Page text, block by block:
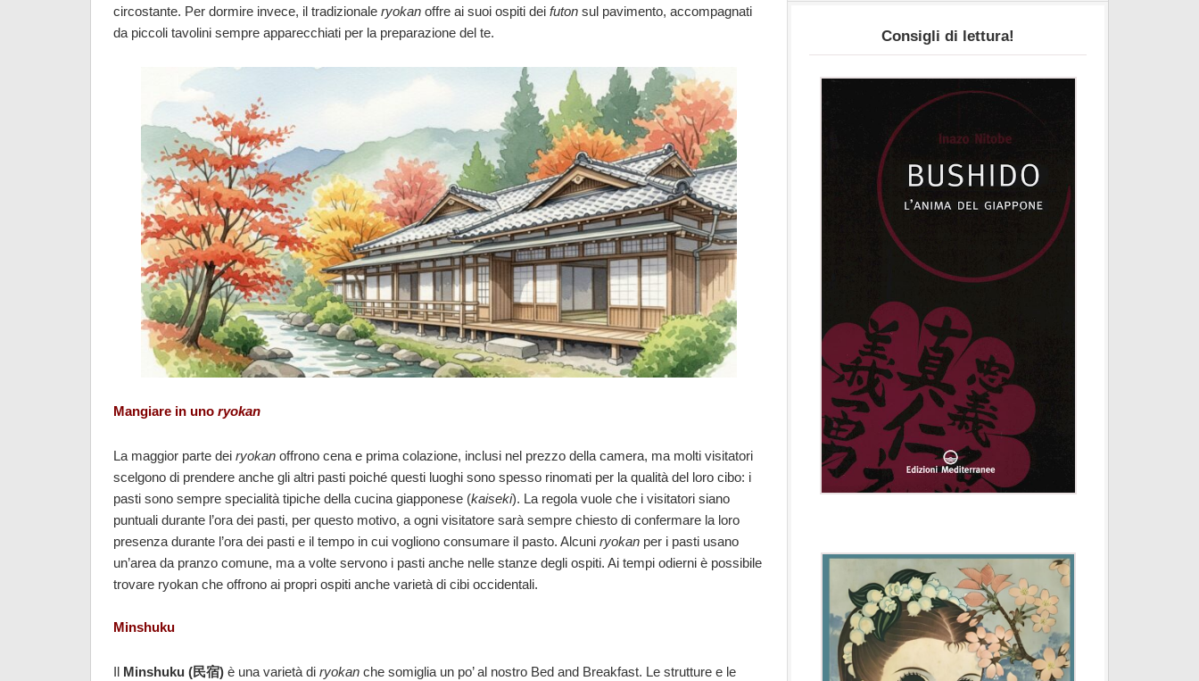
circostante. Per dormire invece, il tradizionale ryokan offre ai suoi ospiti dei futon sul pavimento, accompagnati
da piccoli tavolini sempre apparecchiati per la preparazione del te.
Mangiare in uno ryokan
La maggior parte dei ryokan offrono cena e prima colazione, inclusi nel prezzo della camera, ma molti visitatori
scelgono di prendere anche gli altri pasti poiché questi luoghi sono spesso rinomati per la qualità del loro cibo: i
pasti sono sempre specialità tipiche della cucina giapponese (kaiseki). La regola vuole che i visitatori siano
puntuali durante l’ora dei pasti, per questo motivo, a ogni visitatore sarà sempre chiesto di confermare la loro
presenza durante l’ora dei pasti e il tempo in cui vogliono consumare il pasto. Alcuni ryokan per i pasti usano
un’area da pranzo comune, ma a volte servono i pasti anche nelle stanze degli ospiti. Ai tempi odierni è possibile
trovare ryokan che offrono ai propri ospiti anche varietà di cibi occidentali.
Minshuku
Il Minshuku (民宿) è una varietà di ryokan che somiglia un po’ al nostro Bed and Breakfast. Le strutture e le
Consigli di lettura!